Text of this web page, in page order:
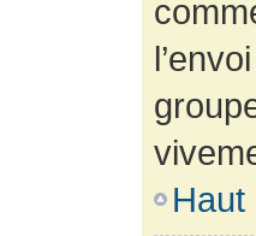
Haut